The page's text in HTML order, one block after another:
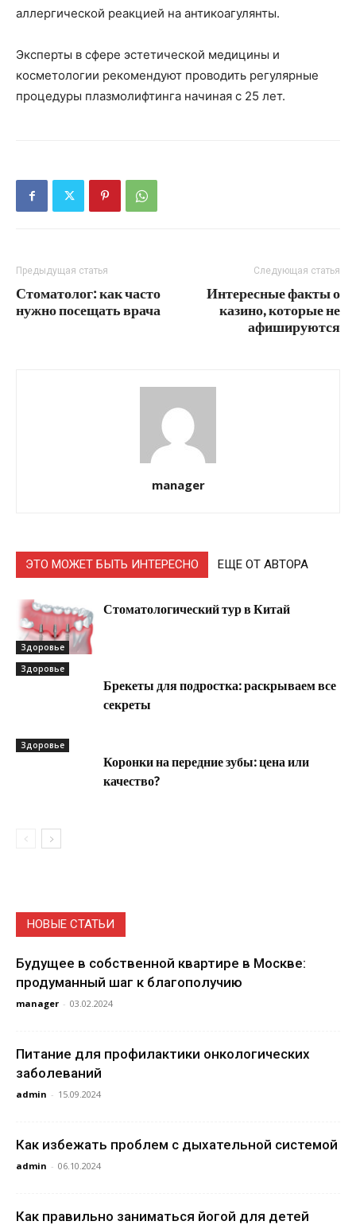
аллергической реакцией на антикоагулянты.
Эксперты в сфере эстетической медицины и
косметологии рекомендуют проводить регулярные
процедуры плазмолифтинга начиная с 25 лет.
Предыдущая статья
Стоматолог: как часто
нужно посещать врача
Следующая статья
Интересные факты о
казино, которые не
афишируются
manager
ЭТО МОЖЕТ БЫТЬ ИНТЕРЕСНО ЕЩЕ ОТ АВТОРА
Здоровье
Стоматологический тур в Китай
Здоровье
Брекеты для подростка: раскрываем все
секреты
Здоровье
Коронки на передние зубы: цена или
качество?
НОВЫЕ СТАТЬИ
Будущее в собственной квартире в Москве:
продуманный шаг к благополучию
manager - 03.02.2024
Питание для профилактики онкологических
заболеваний
admin - 15.09.2024
Как избежать проблем с дыхательной системой
admin - 06.10.2024
Как правильно заниматься йогой для детей